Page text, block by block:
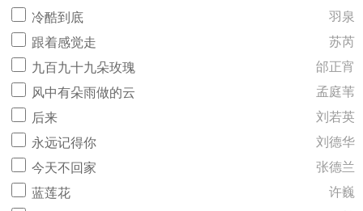
冷酷到底
羽泉
跟着感觉走
苏芮
九百九十九朵玫瑰
邰正宵
风中有朵雨做的云
孟庭苇
后来
刘若英
永远记得你
刘德华
今天不回家
张德兰
蓝莲花
许巍